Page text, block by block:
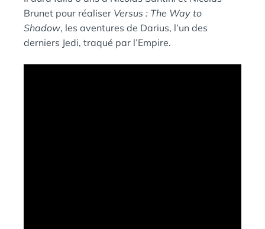
Brunet pour réaliser Versus : The Way to
Shadow, les aventures de Darius, l’un des
derniers Jedi, traqué par l’Empire.